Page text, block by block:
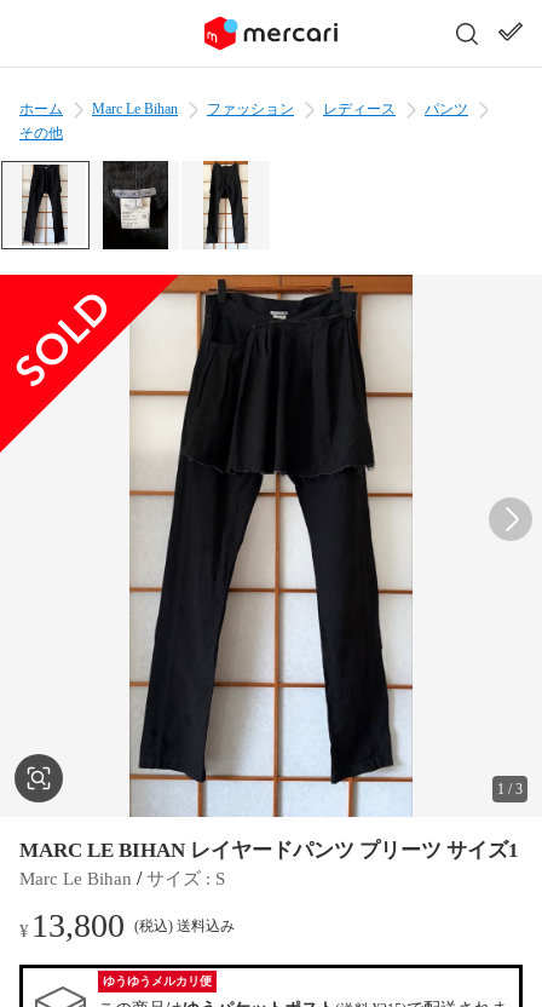
ホーム Marc Le Bihan ファッション レディース
パンツ
その他
1 /3
MARC LE BIHAN レイヤードパンツ プリーツ サイズ1
Marc Le Bihan / サイズ : S
¥ 13,800 (税込) 送料込み
ゆうゆうメルカリ便